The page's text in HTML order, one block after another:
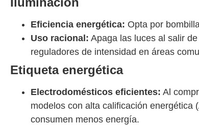
Eficiencia energética: Opta por
Uso racional: Apaga las luces al salir
reguladores de intensidad en áreas
Etiqueta energética
Electrodomésticos eficientes: Al
modelos con alta calificación energética
consumen menos energía.